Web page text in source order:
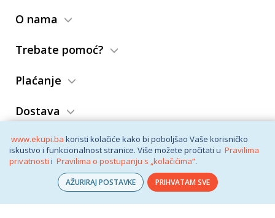
www.ekupi.ba koristi kolačiće kako bi poboljšao Vaše korisničko
iskustvo i funkcionalnost stranice. Više možete pročitati u Pravilima
privatnosti i Pravilima o postupanju s „kolačićima“.
AŽURIRAJ POSTAVKE PRIHVATAM SVE
O nama
Trebate pomoć?
Plaćanje
Dostava
Povrat i zamjena
Opći uslovi